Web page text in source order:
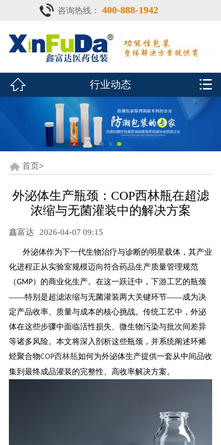
 首页
产品中心
鑫富达资质
行业动态
联系我们
CDE查询
咨询热线： 400-888-1942
 行业动态 
首页>
外泌体生产瓶颈：COP西林瓶在超滤
浓缩与无菌灌装中的解决方案
鑫富达 2026-04-07 09:15
外泌体作为下一代生物治疗与诊断的明星载体，其产业
化进程正从实验室规模迈向符合药品生产质量管理规范
（GMP）的商业化生产。在这一跃迁中，下游工艺的瓶颈
——特别是超滤浓缩与无菌灌装两大关键环节——成为决
定产品收率、质量与成本的核心挑战。传统工艺中，外泌
体在这些步骤中面临活性损失、微生物污染与批次间差异
等诸多风险。本文将深入剖析这些瓶颈，并系统阐述环烯
烃聚合物COP西林瓶如何为外泌体生产提供一套从中间品收
集到最终成品灌装的完整性、高收率解决方案。